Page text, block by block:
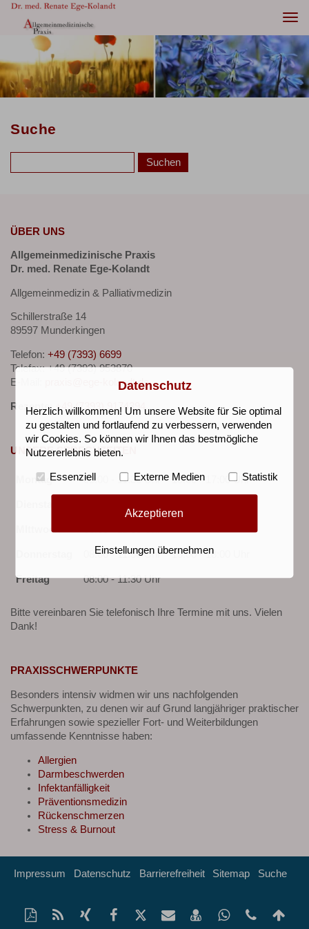
Suche
ÜBER UNS
Allgemeinmedizinische Praxis
Dr. med. Renate Ege-Kolandt
Allgemeinmedizin & Palliativmedizin
Schillerstraße 14
89597 Munderkingen
Telefon: +49 (7393) 6699
Telefax: +49 (7393) 953870
E-Mail:
praxis@ege-kolandt.de
Rezepte: +49 (7393) 9174394
UNSERE SPRECHZEITEN
Montag 08:00 - 11:30 Uhr 15:00 - 17:00 Uhr
MIttwoch 08:00 - 11:30 Uhr
08:00 - 11:30 Uhr 15:00 - 18:00 Uhr
Freitag 08:00 - 11:30 Uhr
Bitte vereinbaren Sie telefonisch Ihre Termine mit uns. Vielen
Dank!
PRAXISSCHWERPUNKTE
Besonders intensiv widmen wir uns nachfolgenden
Schwerpunkten, zu denen wir auf Grund langjähriger praktischer
Erfahrungen sowie spezieller Fort- und Weiterbildungen
umfassende Kenntnisse haben:
Allergien
Darmbeschwerden
Infektanfälligkeit
Präventionsmedizin
Rückenschmerzen
Stress & Burnout
Impressum Datenschutz Barrierefreiheit Sitemap Suche
Diese
Seite
RSS-
Feed
Auf
Xing
Auf
Facebook
Twitter
Per
Mail
vCard
speichern
Auf
Whatsapp
Datenschutz
Herzlich willkommen! Um unsere Website für Sie optimal
zu gestalten und fortlaufend zu verbessern, verwenden
wir Cookies. So können wir Ihnen das bestmögliche
Nutzererlebnis bieten.
Essenziell Externe Medien Statistik
Akzeptieren
Einstellungen übernehmen